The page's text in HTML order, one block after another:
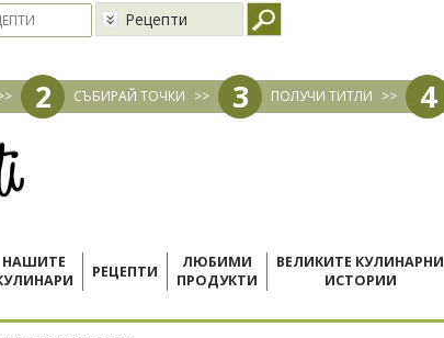
Рецепти
2 СЪБИРАЙ ТОЧКИ >> 3 ПОЛУЧИ ТИТЛИ >> 4
НАШИТЕ
РЕЦЕПТИ
ЛЮБИМИ
ПРОДУКТИ
ВЕЛИКИТЕ КУЛИНАРНИ
ИСТОРИИ